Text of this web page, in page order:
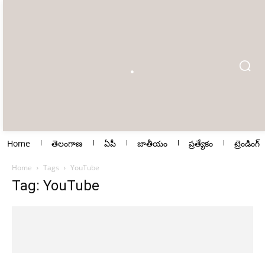
Home తెలంగాణ ఏపీ జాతీయం ప్రత్యేకం ట్రెండింగ్
Home Tags YouTube
Tag: YouTube